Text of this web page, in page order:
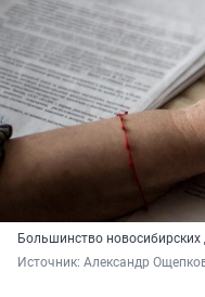
Большинство
Источник: Александр